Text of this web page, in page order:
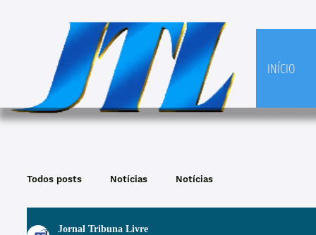
INÍCIO
Todos posts Notícias Notícias
Jornal Tribuna Livre